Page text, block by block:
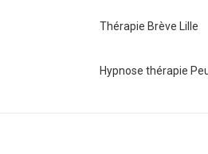
Thérapie Brève Lille
Hypnose thérapie